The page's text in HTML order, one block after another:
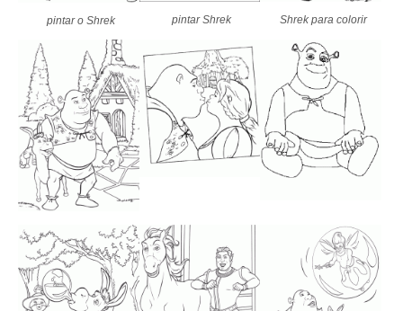
pintar o Shrek pintar Shrek Shrek para colorir